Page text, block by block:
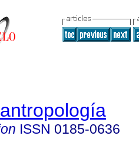
ISSN 0185-0636